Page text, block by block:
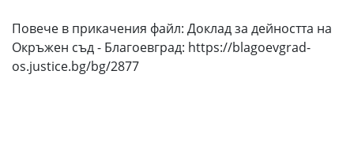
Повече в прикачения файл: Доклад за дейността на
Окръжен съд - Благоевград: https://blagoevgrad-
os.justice.bg/bg/2877